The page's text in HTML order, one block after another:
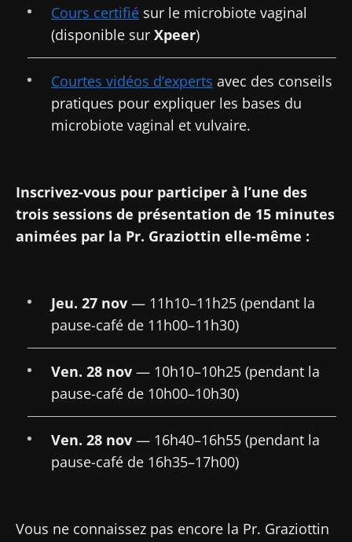
Cours certifié sur le microbiote vaginal
(disponible sur Xpeer)
Courtes vidéos d’experts avec des conseils
pratiques pour expliquer les bases du
microbiote vaginal et vulvaire.
Inscrivez-vous pour participer à l’une des
trois sessions de présentation de 15 minutes
animées par la Pr. Graziottin elle-même :
Jeu. 27 nov — 11h10–11h25 (pendant la
pause-café de 11h00–11h30)
Ven. 28 nov — 10h10–10h25 (pendant la
pause-café de 10h00–10h30)
Ven. 28 nov — 16h40–16h55 (pendant la
pause-café de 16h35–17h00)
Vous ne connaissez pas encore la Pr. Graziottin
Ne partez pas si vite !
Rejoignez la communauté Microbiota des
professionnels de santé et des chercheurs et
Magazine" pour rester au courant des